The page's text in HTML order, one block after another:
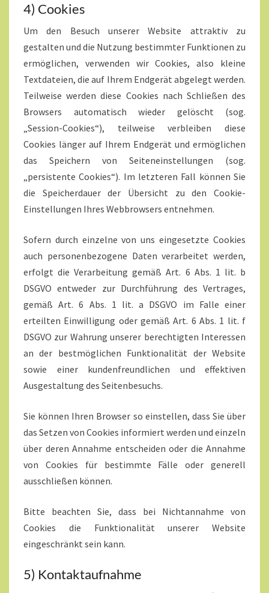
4) Cookies
Um den Besuch unserer Website attraktiv zu
gestalten und die Nutzung bestimmter Funktionen zu
ermöglichen, verwenden wir Cookies, also kleine
Textdateien, die auf Ihrem Endgerät abgelegt werden.
Teilweise werden diese Cookies nach Schließen des
Browsers automatisch wieder gelöscht (sog.
„Session-Cookies“), teilweise verbleiben diese
Cookies länger auf Ihrem Endgerät und ermöglichen
das Speichern von Seiteneinstellungen (sog.
„persistente Cookies“). Im letzteren Fall können Sie
die Speicherdauer der Übersicht zu den Cookie-
Einstellungen Ihres Webbrowsers entnehmen.
Sofern durch einzelne von uns eingesetzte Cookies
auch personenbezogene Daten verarbeitet werden,
erfolgt die Verarbeitung gemäß Art. 6 Abs. 1 lit. b
DSGVO entweder zur Durchführung des Vertrages,
gemäß Art. 6 Abs. 1 lit. a DSGVO im Falle einer
erteilten Einwilligung oder gemäß Art. 6 Abs. 1 lit. f
DSGVO zur Wahrung unserer berechtigten Interessen
an der bestmöglichen Funktionalität der Website
sowie einer kundenfreundlichen und effektiven
Ausgestaltung des Seitenbesuchs.
Sie können Ihren Browser so einstellen, dass Sie über
das Setzen von Cookies informiert werden und einzeln
über deren Annahme entscheiden oder die Annahme
von Cookies für bestimmte Fälle oder generell
ausschließen können.
Bitte beachten Sie, dass bei Nichtannahme von
Cookies die Funktionalität unserer Website
eingeschränkt sein kann.
5) Kontaktaufnahme